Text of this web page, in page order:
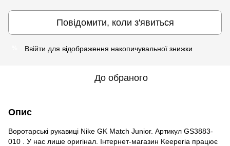
Повідомити, коли з'явиться
Ввійти для відображення накопичувальної знижки
До обраного
Опис
Воротарські рукавиці Nike GK Match Junior. Артикул GS3883-
010 . У нас лише оригінал. Інтернет-магазин Keeperia працює